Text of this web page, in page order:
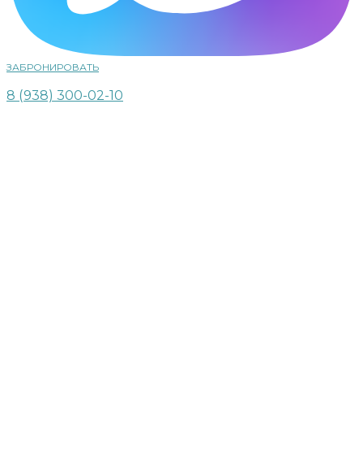
ЗАБРОНИРОВАТЬ
8 (938) 300-02-10